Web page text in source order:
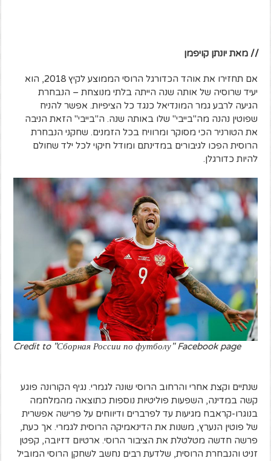
// מאת יונתן קויפמן
אם תחזירו את אוהד הכדורגל הרוסי הממוצע לקיץ 2018, הוא
יעיד שרוסיה של אותה שנה הייתה בלתי מנוצחת – הנבחרת
הגיעה לרבע גמר המונדיאל כנגד כל הציפיות. אפשר להניח
שפוטין נהנה מה"בייבי" שלו באותה שנה. ה"בייבי" הזאת הניבה
את הטורניר הכי מסוקר ומרוויח בכל הזמנים. שחקני הנבחרת
הרוסית הפכו לגיבורים במדינתם ומודל חיקוי לכל ילד שחולם
להיות כדורגלן.
Credit to "Сборная России по футболу" Facebook page
שנתיים וקצת אחרי והרחוב הרוסי שונה לגמרי. נגיף הקורונה פוגע
קשה במדינה, השפעות פוליטיות נוספות כתוצאה מהמלחמה
בנוגרו-קראבח מגיעות עד לפרברים ודיווחים על פרישה אפשרית
של פוטין הנערץ, משנות את הדינאמיקה הרוסית לגמרי. אך כעת,
פרשה חדשה מטלטלת את הציבור הרוסי. ארטיום דזיובה, קפטן
זניט והנבחרת הרוסית, שלדעת רבים נחשב לשחקן הרוסי המוביל